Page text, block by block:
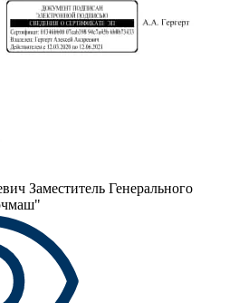
Заместитель Генерального